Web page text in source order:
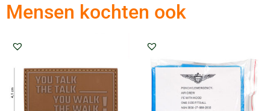
Mensen kochten ook